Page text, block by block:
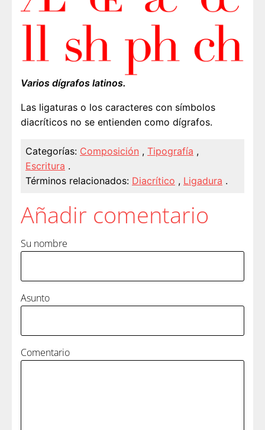
Varios dígrafos latinos.
Las ligaturas o los caracteres con símbolos
diacríticos no se entienden como dígrafos.
Categorías: Composición , Tipografía ,
Escritura .
Términos relacionados: Diacrítico , Ligadura .
Añadir comentario
Su nombre
Asunto
Comentario